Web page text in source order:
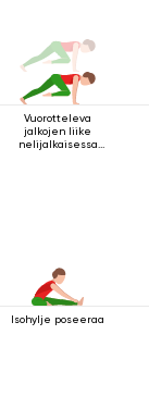
Vuorotteleva
jalkojen liike
nelijalkaisessa
Isohylje poseeraa